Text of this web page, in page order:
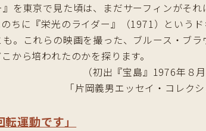
を東京で見た頃は、まだサーフィンがそ
ちに『栄光のライダー』（1971）という
。これらの映画を撮った、ブルース・ブ
から培われたのかを探ります。
（初出『宝島』1976年
「片岡義男エッセイ・コレク
運動です」